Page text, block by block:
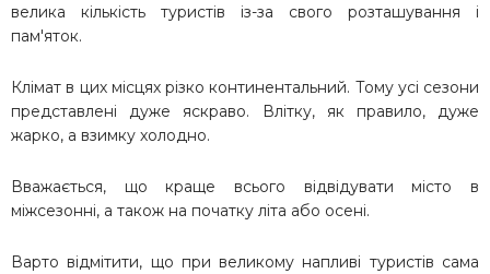
велика кількість туристів із-за свого розташування і
пам'яток.
Клімат в цих місцях різко континентальний. Тому усі сезони
представлені дуже яскраво. Влітку, як правило, дуже
жарко, а взимку холодно.
Вважається, що краще всього відвідувати місто в
міжсезонні, а також на початку літа або осені.
Варто відмітити, що при великому напливі туристів сама